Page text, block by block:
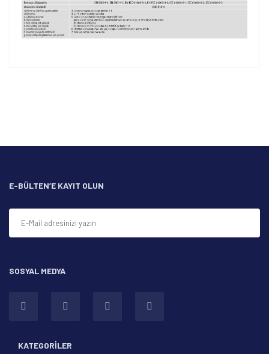
Ürün açıklamasında eksik bilgiler bulunuyor.
E-BÜLTEN’E KAYIT OLUN
SOSYAL MEDYA
KATEGORİLER